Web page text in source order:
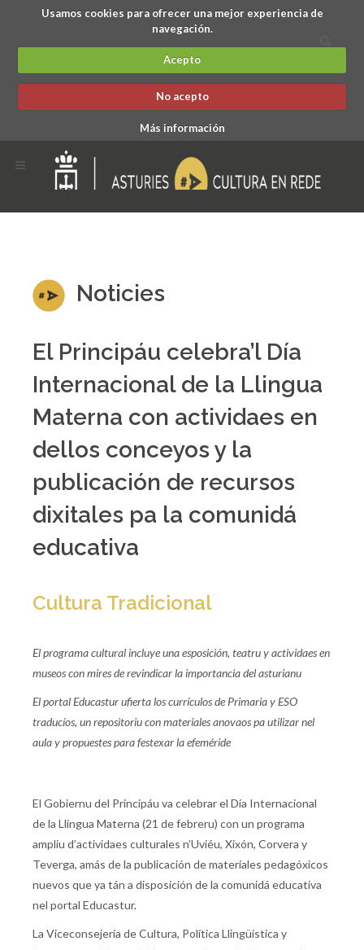
Usamos cookies para ofrecer una mejor experiencia de
navegación.
Acepto
No acepto
Más información
Noticies
El Principáu celebra’l Día
Internacional de la Llingua
Materna con actividaes en
dellos conceyos y la
publicación de recursos
dixitales pa la comunidá
educativa
Cultura Tradicional
El programa cultural incluye una esposición, teatru y actividaes en
museos con mires de revindicar la importancia del asturianu
El portal Educastur ufierta los currículos de Primaria y ESO
traducíos, un repositoriu con materiales anovaos pa utilizar nel
aula y propuestes para festexar la efeméride
El Gobiernu del Principáu va celebrar el Día Internacional
de la Llingua Materna (21 de febreru) con un programa
ampliu d’actividaes culturales n’Uviéu, Xixón, Corvera y
Teverga, amás de la publicación de materiales pedagóxicos
nuevos que ya tán a disposición de la comunidá educativa
nel portal Educastur.
La Viceconsejería de Cultura, Política Llingüística y